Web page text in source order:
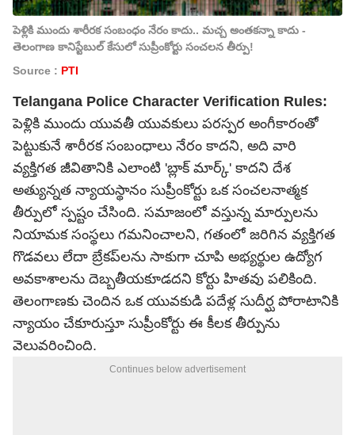
పెళ్లికి ముందు శారీరక సంబంధం నేరం కాదు.. మచ్చ అంతకన్నా కాదు -
తెలంగాణ కానిస్టేబుల్ కేసులో సుప్రీంకోర్టు సంచలన తీర్పు!
Source : PTI
Telangana Police Character Verification Rules:
పెళ్లికి ముందు యువతీ యువకులు పరస్పర అంగీకారంతో
పెట్టుకునే శారీరక సంబంధాలు నేరం కాదని, అది వారి
వ్యక్తిగత జీవితానికి ఎలాంటి 'బ్లాక్ మార్క్' కాదని దేశ
అత్యున్నత న్యాయస్థానం సుప్రీంకోర్టు ఒక సంచలనాత్మక
తీర్పులో స్పష్టం చేసింది. సమాజంలో వస్తున్న మార్పులను
నియామక సంస్థలు గమనించాలని, గతంలో జరిగిన వ్యక్తిగత
గొడవలు లేదా బ్రేకప్‌లను సాకుగా చూపి అభ్యర్థుల ఉద్యోగ
అవకాశాలను దెబ్బతీయకూడదని కోర్టు హితవు పలికింది.
తెలంగాణకు చెందిన ఒక యువకుడి పదేళ్ల సుదీర్ఘ పోరాటానికి
న్యాయం చేకూరుస్తూ సుప్రీంకోర్టు ఈ కీలక తీర్పును
వెలువరించింది.
Continues below advertisement